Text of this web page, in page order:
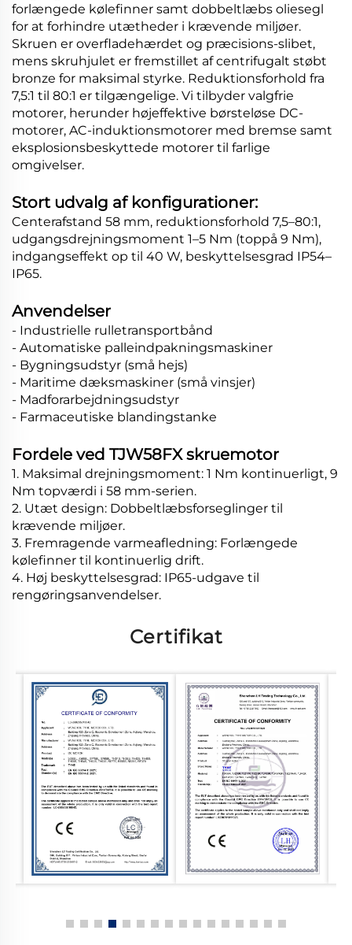
forlængede kølefinner samt dobbeltlæbs oliesegl
for at forhindre utætheder i krævende miljøer.
Skruen er overfladehærdet og præcisions-slibet,
mens skruhjulet er fremstillet af centrifugalt støbt
bronze for maksimal styrke. Reduktionsforhold fra
7,5:1 til 80:1 er tilgængelige. Vi tilbyder valgfrie
motorer, herunder højeffektive børsteløse DC-
motorer, AC-induktionsmotorer med bremse samt
eksplosionsbeskyttede motorer til farlige
omgivelser.
Stort udvalg af konfigurationer:
Centerafstand 58 mm, reduktionsforhold 7,5–80:1,
udgangsdrejningsmoment 1–5 Nm (toppå 9 Nm),
indgangseffekt op til 40 W, beskyttelsesgrad IP54–
IP65.
Anvendelser
- Industrielle rulletransportbånd
- Automatiske palleindpakningsmaskiner
- Bygningsudstyr (små hejs)
- Maritime dæksmaskiner (små vinsjer)
- Madforarbejdningsudstyr
- Farmaceutiske blandingstanke
Fordele ved TJW58FX skruemotor
1. Maksimal drejningsmoment: 1 Nm kontinuerligt, 9
Nm topværdi i 58 mm-serien.
2. Utæt design: Dobbeltlæbsforseglinger til
krævende miljøer.
3. Fremragende varmeafledning: Forlængede
kølefinner til kontinuerlig drift.
4. Høj beskyttelsesgrad: IP65-udgave til
rengøringsanvendelser.
Certifikat